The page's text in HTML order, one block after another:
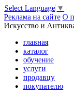
Select Language ▼
Реклама на сайте О
Искусство и
главная
каталог
обучение
услуги
продавцу
покупателю